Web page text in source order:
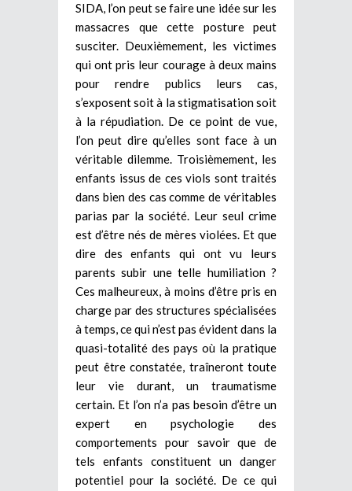
SIDA, l’on peut se faire une idée sur les
massacres que cette posture peut
susciter. Deuxièmement, les victimes
qui ont pris leur courage à deux mains
pour rendre publics leurs cas,
s’exposent soit à la stigmatisation soit
à la répudiation. De ce point de vue,
l’on peut dire qu’elles sont face à un
véritable dilemme. Troisièmement, les
enfants issus de ces viols sont traités
dans bien des cas comme de véritables
parias par la société. Leur seul crime
est d’être nés de mères violées. Et que
dire des enfants qui ont vu leurs
parents subir une telle humiliation ?
Ces malheureux, à moins d’être pris en
charge par des structures spécialisées
à temps, ce qui n’est pas évident dans la
quasi-totalité des pays où la pratique
peut être constatée, traîneront toute
leur vie durant, un traumatisme
certain. Et l’on n’a pas besoin d’être un
expert en psychologie des
comportements pour savoir que de
tels enfants constituent un danger
potentiel pour la société. De ce qui